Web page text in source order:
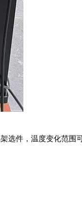
选件，温度变化范围